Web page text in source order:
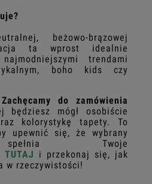
beżowo-brązowej
ta wprost idealnie
trendami
boho kids czy
Zachęcamy do zamówienia
będziesz mógł osobiście
kolorystykę tapety. To
upewnić się, że wybrany
Twoje
TUTAJ i przekonaj się, jak
w rzeczywistości!